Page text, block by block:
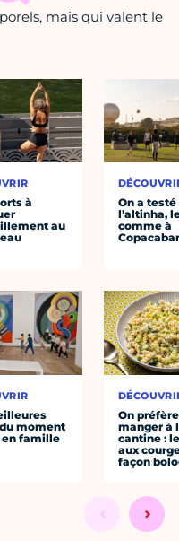
mais qui valent le
à
au
moment
en famille
On a testé
l’altinha,
comme à
On préfère
manger à
cantine :
aux
façon